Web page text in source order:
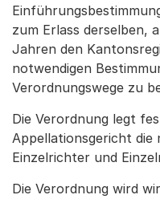
zum Erlass derselben,
Jahren den
notwendigen
Verordnungswege zu
Die Verordnung legt
Appellationsgericht die
Einzelrichter und
Die Verordnung wird